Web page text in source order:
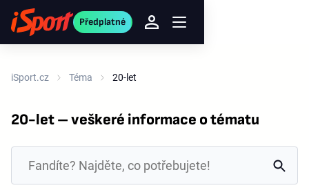
Předplatné
iSport.cz Téma 20-let
20-let – veškeré informace o tématu